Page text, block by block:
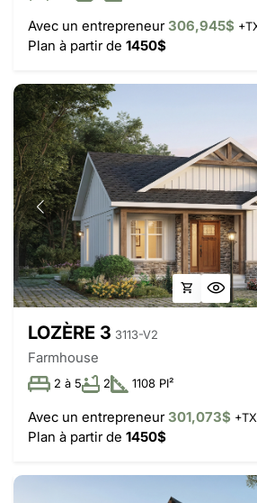
Avec un entrepreneur306,945$
Plan à partir de 1450$
LOZÈRE 3 3113-V2
Farmhouse
2 à 5 2 1108 PI²
Avec un entrepreneur301,073$ +TX
Plan à partir de 1450$